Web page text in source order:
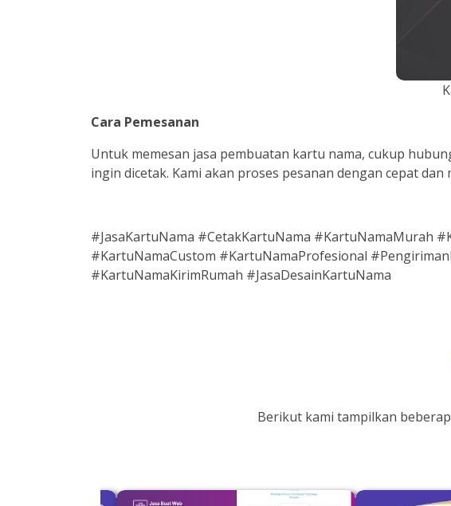
Cara Pemesanan
Untuk memesan jasa pembuatan kartu nama, cukup
ingin dicetak. Kami akan proses pesanan dengan cepat
#JasaKartuNama #CetakKartuNama #KartuNamaMurah
#KartuNamaCustom #KartuNamaProfesional
#KartuNamaKirimRumah #JasaDesainKartuNama
Berikut kami tampilkan